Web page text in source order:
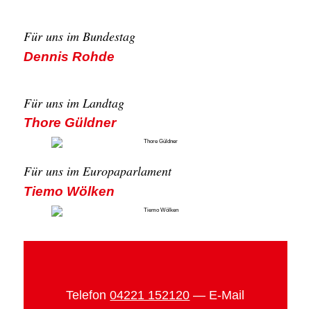
Für uns im Bun­des­tag
Den­nis Roh­de
Für uns im Land­tag
Tho­re Güld­ner
Für uns im Euro­pa­par­la­ment
Tie­mo Wöl­ken
Tele­fon04221 152120 — E‑Mail